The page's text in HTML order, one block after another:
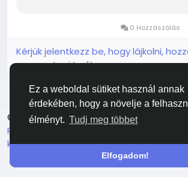
Ez a weboldal sütiket használ annak
érdekében, hogy a növelje a
élményt. Tudj meg többet
Elfogadom!
growing demand for on-demand
0 Hozzászólás
Kérjük jelentkezz be, hogy lájkolni,
megosztani tudj!
© 2026 Facehun
Magyar
Rólunk
kapcsolatba velünk Könyvtár